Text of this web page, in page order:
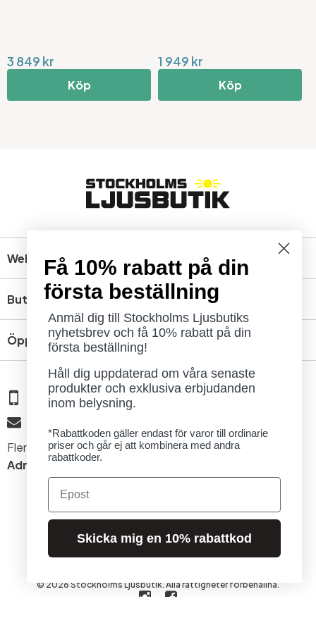
3 849 kr
Köp
1 949 kr
Köp
Webbshop
Butik
Öppettider
08 - 654 29 00
Fler kontaktuppgifter »
Adress:Kungsholmsgatan 6, 112 27 Stockholm
© 2026 Stockholms Ljusbutik. Alla rättigheter förbehållna.
Få 10% rabatt på din
första beställning
Anmäl dig till Stockholms Ljusbutiks
nyhetsbrev och få 10% rabatt på din
första beställning!
Håll dig uppdaterad om våra senaste
produkter och exklusiva erbjudanden
inom belysning.
*Rabattkoden gäller endast för varor till ordinarie
priser och går ej att kombinera med andra
rabattkoder.
Email
Skicka mig en 10% rabattkod